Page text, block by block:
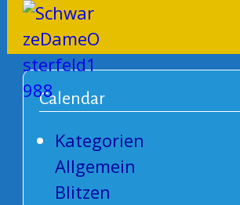
Calendar
Kategorien
Allgemein
Blitzen